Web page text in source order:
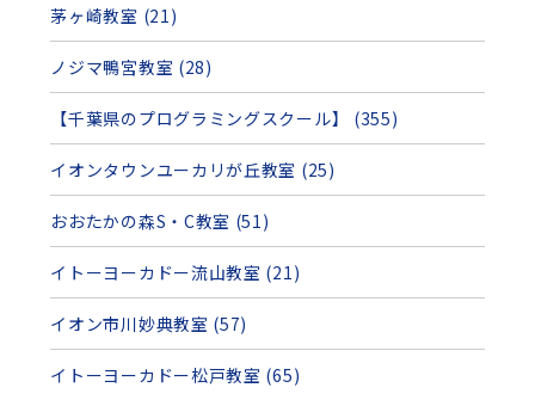
茅ヶ崎教室 (21)
ノジマ鴨宮教室 (28)
【千葉県のプログラミングスクール】 (355)
イオンタウンユーカリが丘教室 (25)
おおたかの森S・C教室 (51)
イトーヨーカドー流山教室 (21)
イオン市川妙典教室 (57)
イトーヨーカドー松戸教室 (65)